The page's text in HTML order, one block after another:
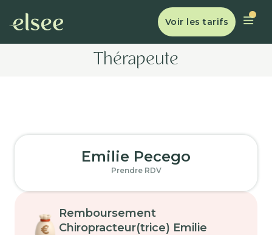
Voir les tarifs
Thérapeute
Emilie Pecego
Prendre RDV
Remboursement
Chiropracteur(trice) Emilie